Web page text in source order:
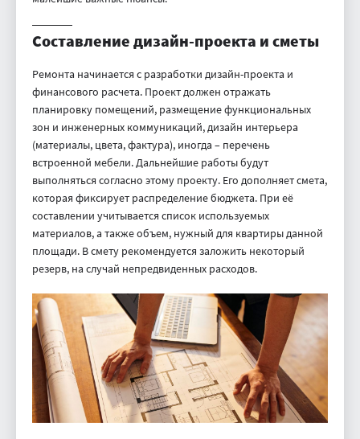
Составление дизайн-проекта и сметы
Ремонта начинается с разработки дизайн-проекта и
финансового расчета. Проект должен отражать
планировку помещений, размещение функциональных
зон и инженерных коммуникаций, дизайн интерьера
(материалы, цвета, фактура), иногда – перечень
встроенной мебели. Дальнейшие работы будут
выполняться согласно этому проекту. Его дополняет смета,
которая фиксирует распределение бюджета. При её
составлении учитывается список используемых
материалов, а также объем, нужный для квартиры данной
площади. В смету рекомендуется заложить некоторый
резерв, на случай непредвиденных расходов.